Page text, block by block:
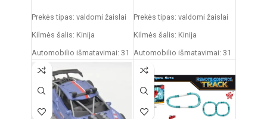
Prekės tipas: valdomi žaislai
Kilmės šalis: Kinija
Automobilio išmatavimai: 31
x 15 x 12 cm
Rekomenduojamas amžius:
nuo 6 metų
Reiklaingi elementai: 2xAA +
Prekės tipas: valdomi žaislai
Kilmės šalis: Kinija
Automobilio išmatavimai: 31
x 15 x 12 cm
Rekomenduojamas amžius:
nuo 6 metų
Reiklaingi elementai: 2xAA +